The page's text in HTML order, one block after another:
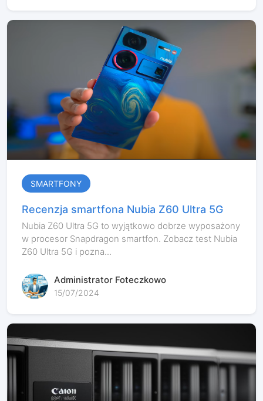
SMARTFONY
Recenzja smartfona Nubia Z60 Ultra 5G
Nubia Z60 Ultra 5G to wyjątkowo dobrze wyposażony
w procesor Snapdragon smartfon. Zobacz test Nubia
Z60 Ultra 5G i pozna...
Administrator Foteczkowo
15/07/2024